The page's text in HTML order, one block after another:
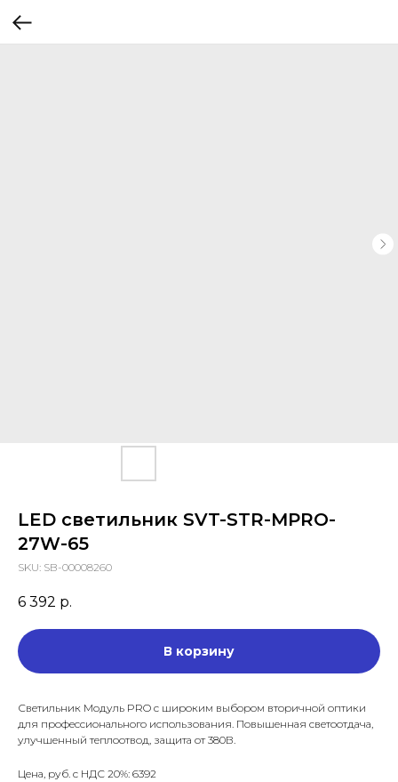
LED светильник SVT-STR-MPRO-
27W-65
SKU: SB-00008260
6 392 р.
В корзину
Светильник Модуль PRO с широким выбором вторичной оптики
для профессионального использования. Повышенная светоотдача,
улучшенный теплоотвод, защита от 380В.
Цена, руб. с НДС 20%: 6392